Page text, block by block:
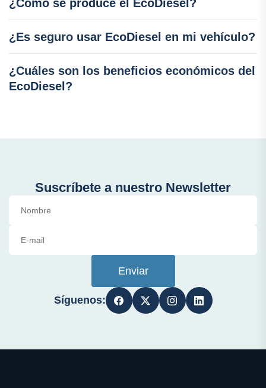
¿Cómo se produce el EcoDiesel?
¿Es seguro usar EcoDiesel en mi vehículo?
¿Cuáles son los beneficios económicos del
EcoDiesel?
Suscríbete a nuestro Newsletter
Enviar
Síguenos: